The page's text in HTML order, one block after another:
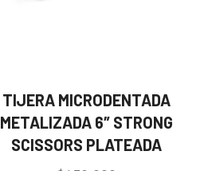
TIJERA MICRODENTADA
METALIZADA 6″ STRONG
SCISSORS PLATEADA